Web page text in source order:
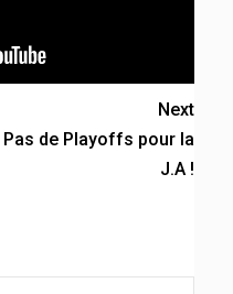
Next
Pas de Playoffs pour la
J.A !